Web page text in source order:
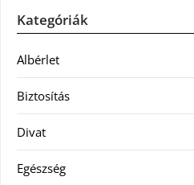
Kategóriák
Albérlet
Biztosítás
Divat
Egészség